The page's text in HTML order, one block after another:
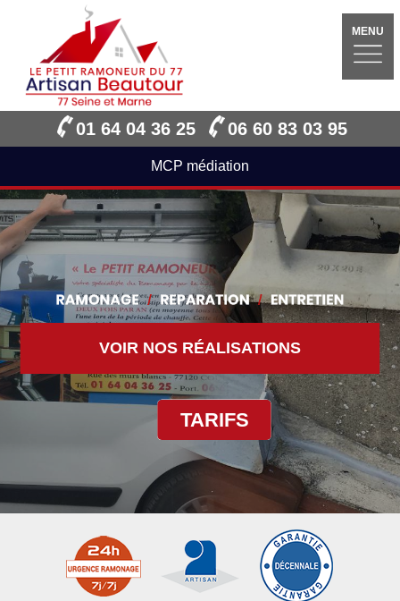
MENU
01 64 04 36 25 06 60 83 03 95
MCP médiation
VOIR NOS RÉALISATIONS
TARIFS